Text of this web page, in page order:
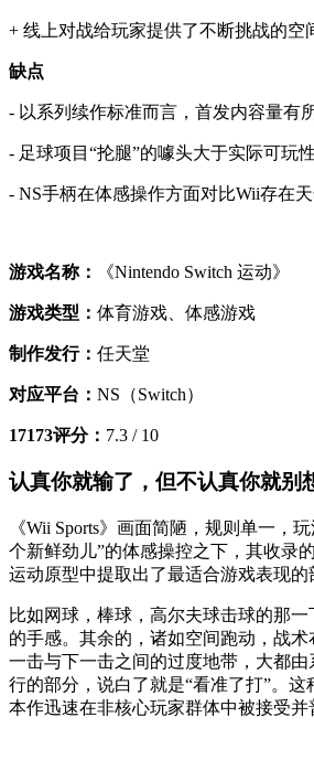
+ 线上对战给玩家提供了不断挑战的空
缺点
- 以系列续作标准而言，首发内容量有
- 足球项目“抡腿”的噱头大于实际可玩性
- NS手柄在体感操作方面对比Wii存在
游戏名称： 《Nintendo Switch 运动》
游戏类型： 体育游戏、体感游戏
制作发行： 任天堂
对应平台： NS（Switch）
17173评分： 7.3 / 10
认真你就输了，但不认真你就别
《Wii Sports》画面简陋，规则单一，
个新鲜劲儿”的体感操控之下，其收录
运动原型中提取出了最适合游戏表现的
比如网球，棒球，高尔夫球击球的那
的手感。其余的，诸如空间跑动，战术
一击与下一击之间的过度地带，大都由
行的部分，说白了就是“看准了打”。这
本作迅速在非核心玩家群体中被接受并